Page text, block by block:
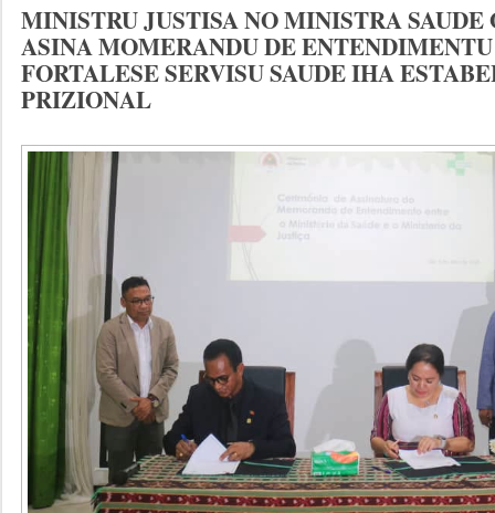
MINISTRU JUSTISA NO MINISTRA
ASINA MOMERANDU DE
FORTALESE SERVISU SAUDE IHA
PRIZIONAL